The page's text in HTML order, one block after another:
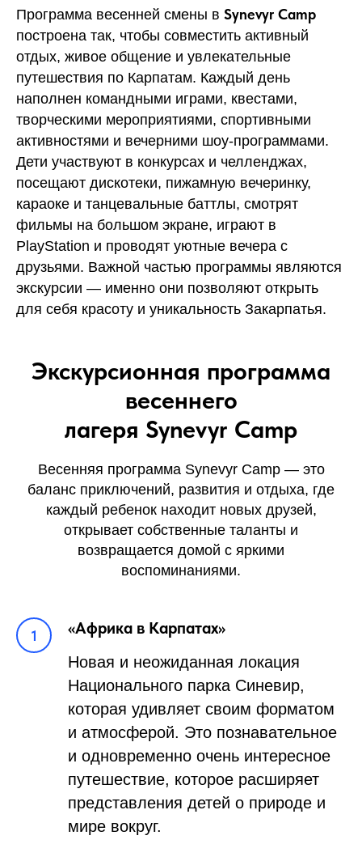
Программа весенней смены в Synevyr Camp
построена так, чтобы совместить активный
отдых, живое общение и увлекательные
путешествия по Карпатам. Каждый день
наполнен командными играми, квестами,
творческими мероприятиями, спортивными
активностями и вечерними шоу-программами.
Дети участвуют в конкурсах и челленджах,
посещают дискотеки, пижамную вечеринку,
караоке и танцевальные баттлы, смотрят
фильмы на большом экране, играют в
PlayStation и проводят уютные вечера с
друзьями. Важной частью программы являются
экскурсии — именно они позволяют открыть
для себя красоту и уникальность Закарпатья.
Экскурсионная программа
весеннего
лагеря Synevyr Camp
Весенняя программа Synevyr Camp — это
баланс приключений, развития и отдыха, где
каждый ребенок находит новых друзей,
открывает собственные таланты и
возвращается домой с яркими
воспоминаниями.
«Африка в Карпатах»
Новая и неожиданная локация
Национального парка Синевир,
которая удивляет своим форматом
и атмосферой. Это познавательное
и одновременно очень интересное
путешествие, которое расширяет
представления детей о природе и
мире вокруг.